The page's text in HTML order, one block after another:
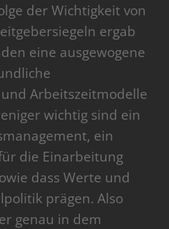
der Wichtigkeit von
ergab
eine ausgewogene
Arbeitszeitmodelle
wichtig sind ein
ein
die Einarbeitung
dass Werte und
prägen. Also
genau in dem